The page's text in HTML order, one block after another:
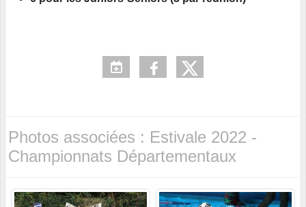
Photos associées : Estivale 2022 -
Championnats Départementaux